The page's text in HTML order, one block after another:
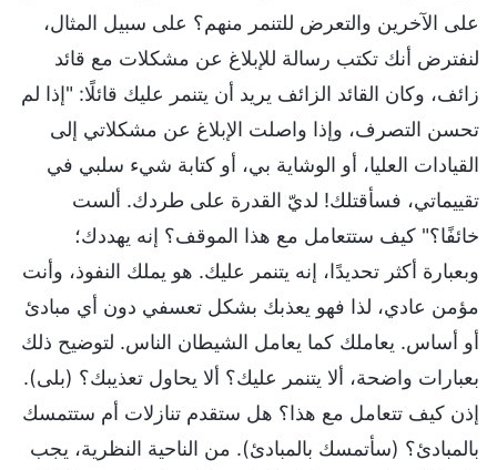
على الآخرين والتعرض للتنمر منهم؟ على سبيل المثال،
لنفترض أنك تكتب رسالة للإبلاغ عن مشكلات مع قائد
زائف، وكان القائد الزائف يريد أن يتنمر عليك قائلًا: "إذا لم
تحسن التصرف، وإذا واصلت الإبلاغ عن مشكلاتي إلى
القيادات العليا، أو الوشاية بي، أو كتابة شيء سلبي في
تقييماتي، فسأقتلك! لديّ القدرة على طردك. ألست
خائفًا؟" كيف ستتعامل مع هذا الموقف؟ إنه يهددك؛
وبعبارة أكثر تحديدًا، إنه يتنمر عليك. هو يملك النفوذ، وأنت
مؤمن عادي، لذا فهو يعذبك بشكل تعسفي دون أي مبادئ
أو أساس. يعاملك كما يعامل الشيطان الناس. لتوضيح ذلك
بعبارات واضحة، ألا يتنمر عليك؟ ألا يحاول تعذيبك؟ (بلى).
إذن كيف تتعامل مع هذا؟ هل ستقدم تنازلات أم ستتمسك
بالمبادئ؟ (سأتمسك بالمبادئ). من الناحية النظرية، يجب